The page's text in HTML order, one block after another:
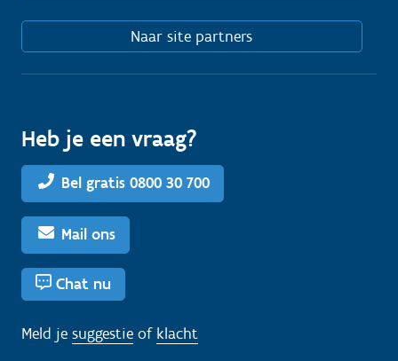
Naar site partners
Heb je een vraag?
Bel gratis 0800 30 700
Mail ons
Chat nu
Meld je suggestie of klacht